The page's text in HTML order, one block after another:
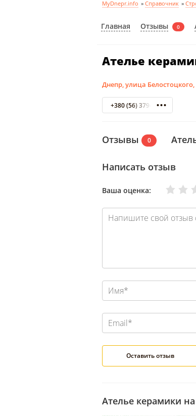
MyDnepr.info » Справочник »
Главная Отзывы 0
Ателье
Днепр, улица Белостоцкого,
+380 (56) 379-09-90
Отзывы 0
Написать отзыв
Ваша оценка:Нормально
Плохо
Очень плохо
Ателье керамики на